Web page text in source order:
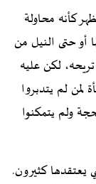
كأنه محاولة
أو حتى النيل من
لكن عليه
لمن لم يتدبروا
ولم يتمكنوا
يعتقدها كثيرون.